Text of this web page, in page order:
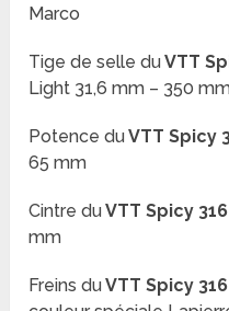
Marco
Tige de selle duVTT
Light 31,6 mm – 350
Potence duVTT Spicy
65 mm
Cintre duVTT Spicy
mm
Freins duVTT Spicy